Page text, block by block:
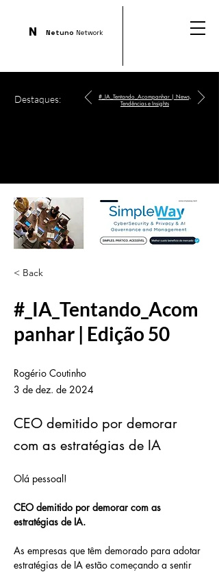
N Netuno Network
Destaques:
#_IA_Tentando_Acompanhar | News,
Tendências e Insights
< Back
#_IA_Tentando_Acom
panhar | Edição 50
Rogério Coutinho
3 de dez. de 2024
CEO demitido por demorar
com as estratégias de IA
Olá pessoal!
CEO demitido por demorar com as
estratégias de IA.
As empresas que têm demorado para adotar
estratégias de IA estão começando a sentir